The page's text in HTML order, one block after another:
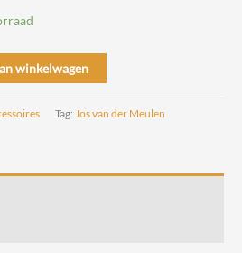
winkelwagen
Tag: Jos van der Meulen